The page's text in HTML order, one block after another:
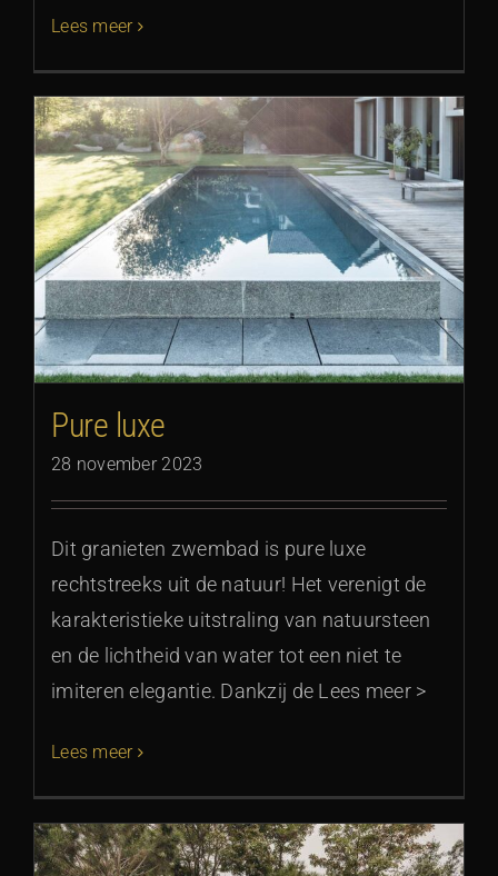
Lees meer
Pure luxe
28 november 2023
Dit granieten zwembad is pure luxe
rechtstreeks uit de natuur! Het verenigt de
karakteristieke uitstraling van natuursteen
en de lichtheid van water tot een niet te
imiteren elegantie. Dankzij de Lees meer >
Lees meer